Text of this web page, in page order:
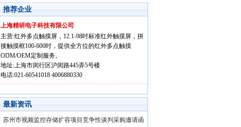
推荐企业
上海精研电子科技有限公司
主营:红外多点触摸屏，12.1-98吋标准红外触摸屏，拼
接触摸框100-600吋，提供全方位的红外多点触摸
ODM/OEM定制服务。
地址:上海市闵行区沪闵路445弄5号楼
电话:021-60541018 4006880330
最新资讯
苏州市视频监控存储扩容项目竞争性谈判采购邀请函